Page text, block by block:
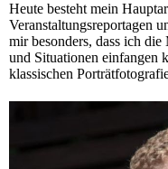
Heute besteht mein
Veranstaltungsreportagen
mir besonders, dass ich
und Situationen einfangen
klassischen